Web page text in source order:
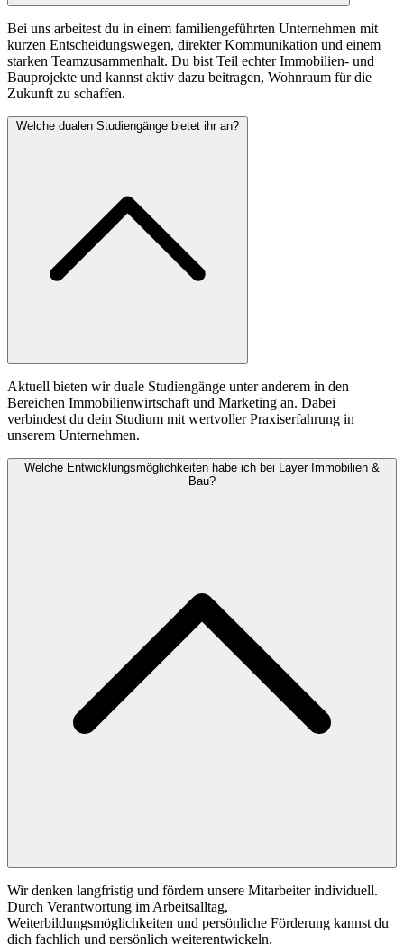
Bei uns arbeitest du in einem familiengeführten Unternehmen mit
kurzen Entscheidungswegen, direkter Kommunikation und einem
starken Teamzusammenhalt. Du bist Teil echter Immobilien- und
Bauprojekte und kannst aktiv dazu beitragen, Wohnraum für die
Zukunft zu schaffen.
Welche dualen Studiengänge bietet ihr an?
Aktuell bieten wir duale Studiengänge unter anderem in den
Bereichen Immobilienwirtschaft und Marketing an. Dabei
verbindest du dein Studium mit wertvoller Praxiserfahrung in
unserem Unternehmen.
Welche Entwicklungsmöglichkeiten habe ich bei Layer Immobilien &
Bau?
Wir denken langfristig und fördern unsere Mitarbeiter individuell.
Durch Verantwortung im Arbeitsalltag,
Weiterbildungsmöglichkeiten und persönliche Förderung kannst du
dich fachlich und persönlich weiterentwickeln.